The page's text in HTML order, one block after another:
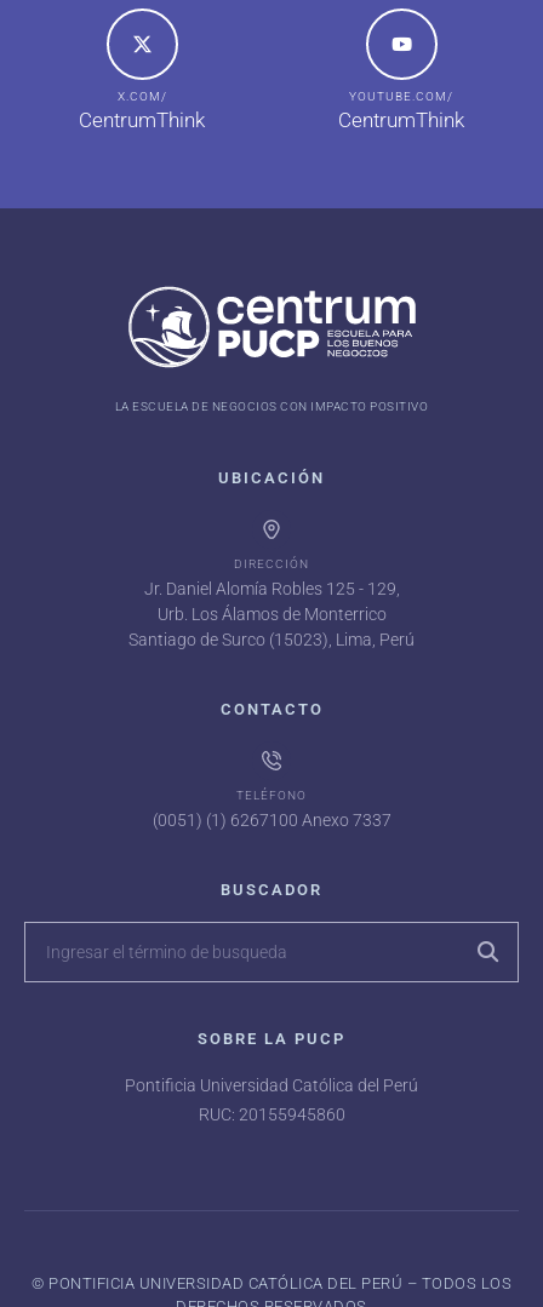
X.COM/
CentrumThink
YOUTUBE.COM/
CentrumThink
LA ESCUELA DE NEGOCIOS CON IMPACTO POSITIVO
UBICACIÓN
DIRECCIÓN
Jr. Daniel Alomía Robles 125 - 129,
Urb. Los Álamos de Monterrico
Santiago de Surco (15023), Lima, Perú
CONTACTO
TELÉFONO
(0051) (1) 6267100 Anexo 7337
BUSCADOR
SOBRE LA PUCP
Pontificia Universidad Católica del Perú
RUC: 20155945860
©️ PONTIFICIA UNIVERSIDAD CATÓLICA DEL PERÚ – TODOS LOS